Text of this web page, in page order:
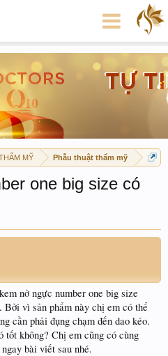
MỸ Phẫu thuật thẩm mỹ
one big size có
nở ngực number one big size
vì sản phẩm này chị em có thể
cần phải đụng chạm đến dao kéo.
không? Chị em cũng có cùng
bài viết sau nhé.